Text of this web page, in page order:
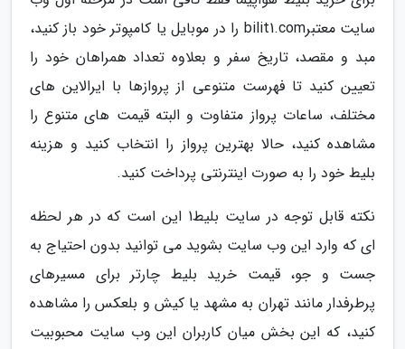
سایت معتبرbilit1.com را در موبایل یا کامپوتر خود باز کنید،
مبد و مقصد، تاریخ سفر و بعلاوه تعداد همراهان خود را
تعیین کنید تا فهرست متنوعی از پروازها با ایرالاین های
مختلف، ساعات پرواز متفاوت و البته قیمت های متنوع را
مشاهده کنید، حالا بهترین پرواز را انتخاب کنید و هزینه
بلیط خود را به صورت اینترنتی پرداخت کنید.
نکته قابل توجه در سایت بلیط1 این است که در هر لحظه
ای که وارد این وب سایت بشوید می توانید بدون احتیاج به
جست و جو، قیمت خرید بلیط چارتر برای مسیرهای
پرطرفدار مانند تهران به مشهد یا کیش و بلعکس را مشاهده
کنید، که این بخش میان کاربران این وب سایت محبوبیت